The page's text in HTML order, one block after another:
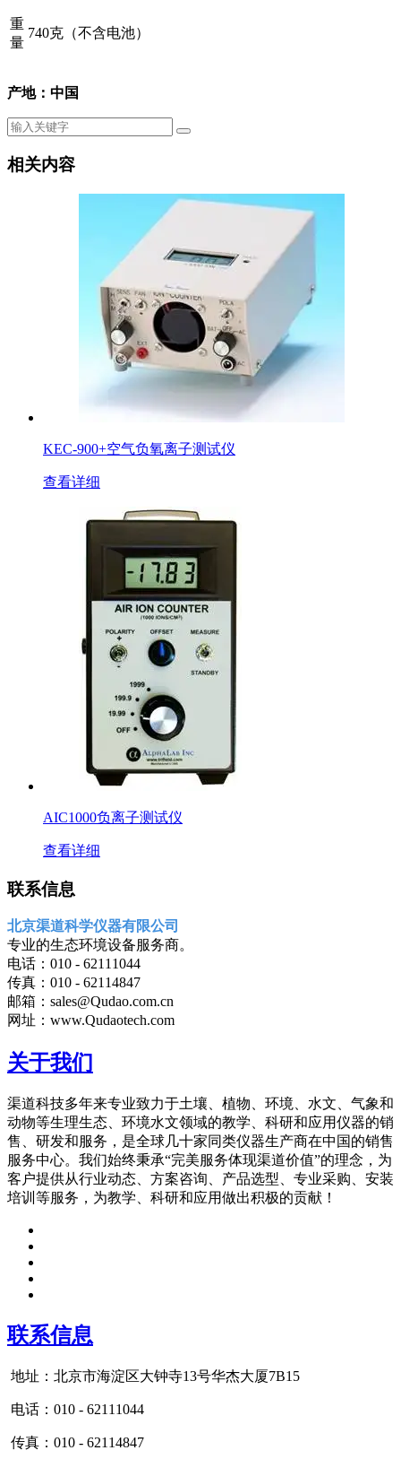
重
量
740克（不含电池）
产地：中国
相关内容
KEC-900+空气负氧离子测试仪
查看详细
AIC1000负离子测试仪
查看详细
联系信息
北京渠道科学仪器有限公司
专业的生态环境设备服务商。
电话：010 - 62111044
传真：010 - 62114847
邮箱：sales@Qudao.com.cn
网址：www.Qudaotech.com
关于我们
渠道科技多年来专业致力于土壤、植物、环境、水文、气象和
动物等生理生态、环境水文领域的教学、科研和应用仪器的销
售、研发和服务，是全球几十家同类仪器生产商在中国的销售
服务中心。我们始终秉承“完美服务体现渠道价值”的理念，为
客户提供从行业动态、方案咨询、产品选型、专业采购、安装
培训等服务，为教学、科研和应用做出积极的贡献！
联系信息
地址：北京市海淀区大钟寺13号华杰大厦7B15
电话：010 - 62111044
传真：010 - 62114847